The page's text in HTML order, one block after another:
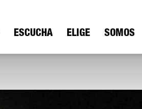
ESCUCHA ELIGE SOMOS